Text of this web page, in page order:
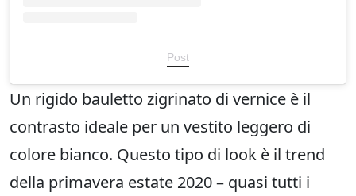
Post
Un rigido bauletto zigrinato di vernice è il
contrasto ideale per un vestito leggero di
colore bianco. Questo tipo di look è il trend
della primavera estate 2020 – quasi tutti i